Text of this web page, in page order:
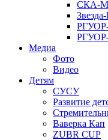
СКА-
РГУОР-
Медиа
Фото
Видео
Детям
СУСУ
Развитие
Ваверка Кап
ZUBR CUP